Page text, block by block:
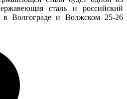
сталь и российский
в Волгограде и Волжском 25-26